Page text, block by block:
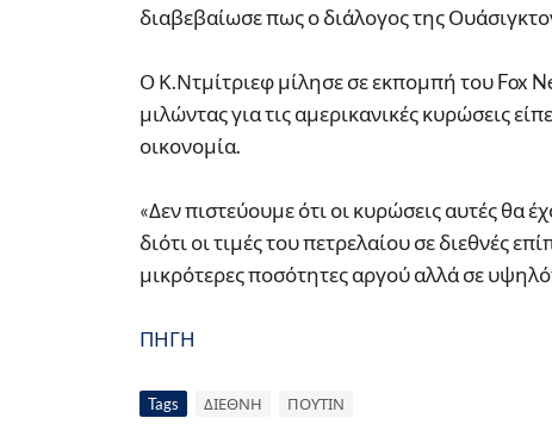
διαβεβαίωσε πως ο διάλογος της
Ο Κ.Ντμίτριεφ μίλησε σε εκπομπή του Fox
μιλώντας για τις αμερικανικές κυρώσεις
οικονομία.
«Δεν πιστεύουμε ότι οι κυρώσεις αυτές θα
διότι οι τιμές του πετρελαίου σε διεθνές
μικρότερες ποσότητες αργού αλλά σε
ΠΗΓΗ
Tags ΔΙΕΘΝΗ ΠΟΥΤΙΝ